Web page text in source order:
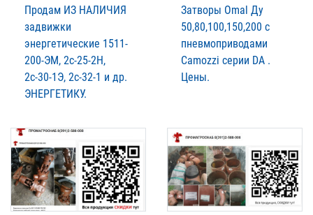
Продам ИЗ НАЛИЧИЯ
задвижки
энергетические 1511-
200-ЭМ, 2с-25-2Н,
2с-30-1Э, 2с-32-1 и др.
ЭНЕРГЕТИКУ.
Затворы Omal Ду
50,80,100,150,200 с
пневмоприводами
Camozzi серии DA .
Цены.